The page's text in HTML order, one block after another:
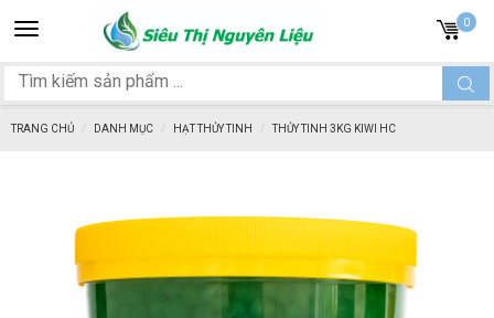
Toggle
navigation
0
TRANG CHỦ DANH MỤC HẠT THỦY TINH THỦY TINH 3KG KIWI HC